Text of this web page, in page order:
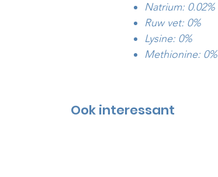
Natrium: 0.02%
Ruw vet: 0%
Lysine: 0%
Methionine: 0%
Ook interessant